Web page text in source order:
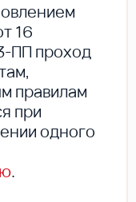
16
ПП проход
правилам
при
одного
.